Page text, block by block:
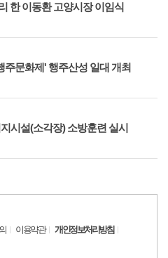
한 이동환 고양시장 이임식
주문화제' 행주산성 일대 개최
시설(소각장) 소방훈련 실시
이용약관
개인정보처리방침